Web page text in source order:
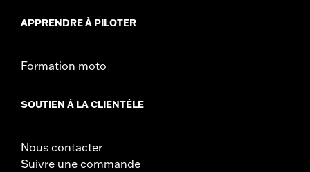
APPRENDRE À PILOTER
Formation moto
SOUTIEN À LA CLIENTÈLE
Nous contacter
Suivre une commande